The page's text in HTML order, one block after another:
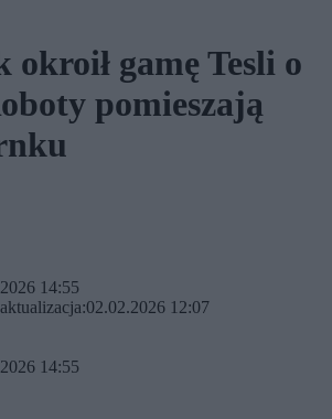
okroił gamę Tesli o
pomieszają
14:55
02.02.2026 12:07
14:55